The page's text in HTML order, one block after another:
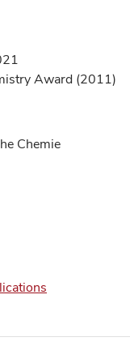
Award (2011)
Chemie